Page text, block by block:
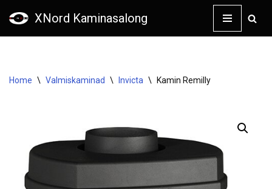
XNord Kaminasalong
Home \ Valmiskaminad \ Invicta \ Kamin Remilly